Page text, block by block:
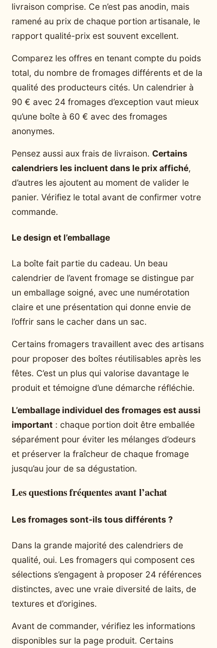
livraison comprise. Ce n’est pas anodin, mais
ramené au prix de chaque portion artisanale, le
rapport qualité-prix est souvent excellent.
Comparez les offres en tenant compte du poids
total, du nombre de fromages différents et de la
qualité des producteurs cités. Un calendrier à
90 € avec 24 fromages d’exception vaut mieux
qu’une boîte à 60 € avec des fromages
anonymes.
Pensez aussi aux frais de livraison. Certains
calendriers les incluent dans le prix affiché,
d’autres les ajoutent au moment de valider le
panier. Vérifiez le total avant de confirmer votre
commande.
Le design et l’emballage
La boîte fait partie du cadeau. Un beau
calendrier de l’avent fromage se distingue par
un emballage soigné, avec une numérotation
claire et une présentation qui donne envie de
l’offrir sans le cacher dans un sac.
Certains fromagers travaillent avec des artisans
pour proposer des boîtes réutilisables après les
fêtes. C’est un plus qui valorise davantage le
produit et témoigne d’une démarche réfléchie.
L’emballage individuel des fromages est aussi
important : chaque portion doit être emballée
séparément pour éviter les mélanges d’odeurs
et préserver la fraîcheur de chaque fromage
jusqu’au jour de sa dégustation.
Les questions fréquentes avant l’achat
Les fromages sont-ils tous différents ?
Dans la grande majorité des calendriers de
qualité, oui. Les fromagers qui composent ces
sélections s’engagent à proposer 24 références
distinctes, avec une vraie diversité de laits, de
textures et d’origines.
Avant de commander, vérifiez les informations
disponibles sur la page produit. Certains